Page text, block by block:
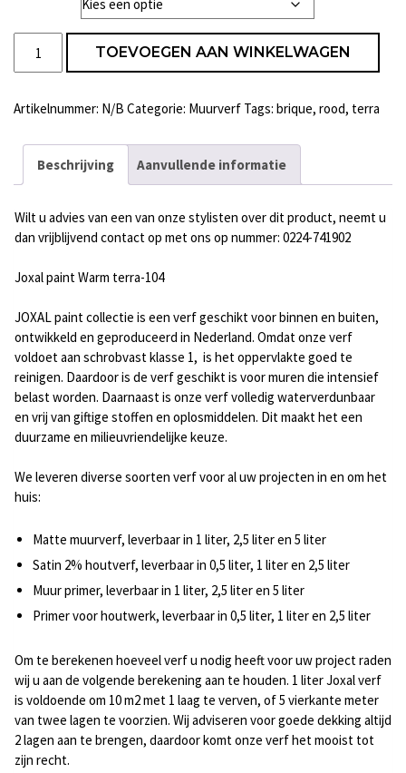
paint
Warm
-
aantal
TOEVOEGEN AAN WINKELWAGEN
Artikelnummer: N/B Categorie: Muurverf Tags: brique, rood, terra
Beschrijving Aanvullende informatie
Wilt u advies van een van onze stylisten over dit product, neemt u
dan vrijblijvend contact op met ons op nummer: 0224-741902
Joxal paint Warm terra-104
JOXAL paint collectie is een verf geschikt voor binnen en buiten,
ontwikkeld en geproduceerd in Nederland. Omdat onze verf
voldoet aan schrobvast klasse 1, is het oppervlakte goed te
reinigen. Daardoor is de verf geschikt is voor muren die intensief
belast worden. Daarnaast is onze verf volledig waterverdunbaar
en vrij van giftige stoffen en oplosmiddelen. Dit maakt het een
duurzame en milieuvriendelijke keuze.
We leveren diverse soorten verf voor al uw projecten in en om het
huis:
Matte muurverf, leverbaar in 1 liter, 2,5 liter en 5 liter
Satin 2% houtverf, leverbaar in 0,5 liter, 1 liter en 2,5 liter
Muur primer, leverbaar in 1 liter, 2,5 liter en 5 liter
Primer voor houtwerk, leverbaar in 0,5 liter, 1 liter en 2,5 liter
Om te berekenen hoeveel verf u nodig heeft voor uw project raden
wij u aan de volgende berekening aan te houden. 1 liter Joxal verf
is voldoende om 10 m2 met 1 laag te verven, of 5 vierkante meter
van twee lagen te voorzien. Wij adviseren voor goede dekking altijd
2 lagen aan te brengen, daardoor komt onze verf het mooist tot
zijn recht.